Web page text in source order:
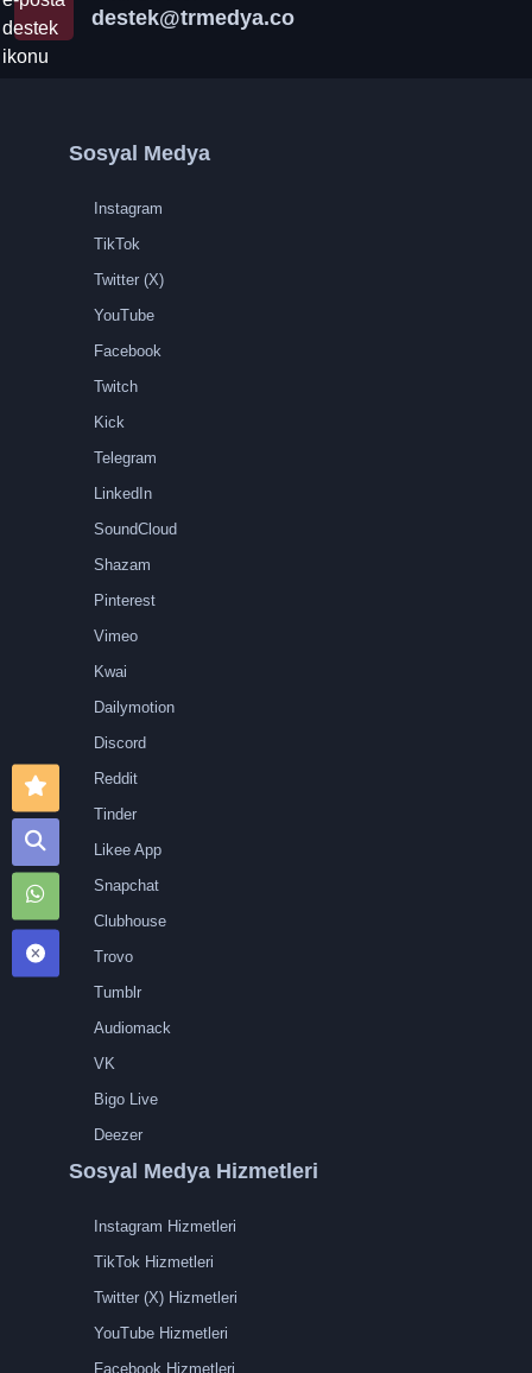
destek@trmedya.co
Sosyal Medya
Instagram
TikTok
Twitter (X)
YouTube
Facebook
Twitch
Kick
Telegram
LinkedIn
SoundCloud
Shazam
Pinterest
Vimeo
Kwai
Dailymotion
Discord
Reddit
Tinder
Likee App
Snapchat
Clubhouse
Trovo
Tumblr
Audiomack
VK
Bigo Live
Deezer
Sosyal Medya Hizmetleri
Instagram Hizmetleri
TikTok Hizmetleri
Twitter (X) Hizmetleri
YouTube Hizmetleri
Facebook Hizmetleri